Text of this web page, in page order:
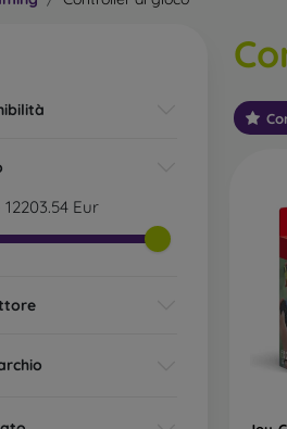
12203.54 Eur